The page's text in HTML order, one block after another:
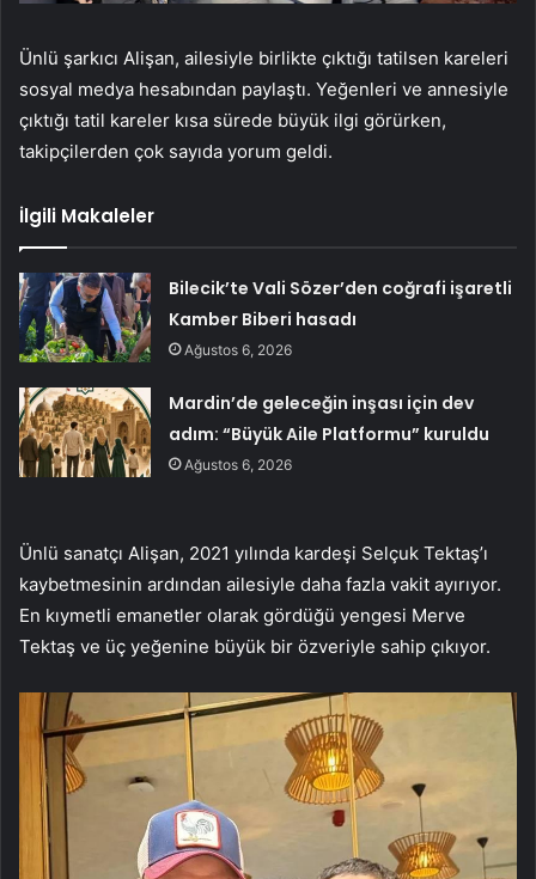
Ünlü şarkıcı Alişan, ailesiyle birlikte çıktığı tatilsen kareleri
sosyal medya hesabından paylaştı. Yeğenleri ve annesiyle
çıktığı tatil kareler kısa sürede büyük ilgi görürken,
takipçilerden çok sayıda yorum geldi.
İlgili Makaleler
Bilecik’te Vali Sözer’den coğrafi işaretli
Kamber Biberi hasadı
Ağustos 6, 2026
Mardin’de geleceğin inşası için dev
adım: “Büyük Aile Platformu” kuruldu
Ağustos 6, 2026
Ünlü sanatçı Alişan, 2021 yılında kardeşi Selçuk Tektaş’ı
kaybetmesinin ardından ailesiyle daha fazla vakit ayırıyor.
En kıymetli emanetler olarak gördüğü yengesi Merve
Tektaş ve üç yeğenine büyük bir özveriyle sahip çıkıyor.